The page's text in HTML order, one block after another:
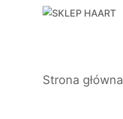
Strona główna